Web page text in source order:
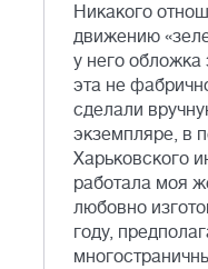
Никакого
движению
у него обложка
эта не
сделали
экземпляре, в
Харьковского
работала моя
любовно
году,